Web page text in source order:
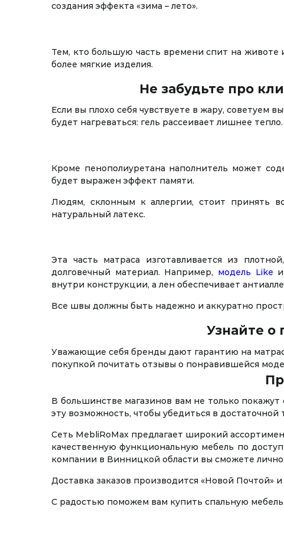
создания эффекта «зима – лето».
Тем, кто большую часть времени спит на животе
более мягкие изделия.
Не забудьте про
Если вы плохо себя чувствуете в жару, советуем
будет нагреваться: гель рассеивает лишнее тепло.
Кроме пенополиуретана наполнитель может
будет выражен эффект памяти.
Людям, склонным к аллергии, стоит принять
натуральный латекс.
Эта часть матраса изготавливается из
долговечный материал. Например, модель Like
внутри конструкции, а лен обеспечивает
Все швы должны быть надежно и аккуратно
Узнайте о
Уважающие себя бренды дают гарантию на
покупкой почитать отзывы о понравившейся
В большинстве магазинов вам не только
эту возможность, чтобы убедиться в
Сеть MebliRoMax предлагает широкий
качественную функциональную мебель по
компании в Винницкой области вы сможете
Доставка заказов производится «Новой Почтой»
С радостью поможем вам купить спальную